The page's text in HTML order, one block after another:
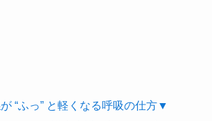
“ふっ” と軽くなる呼吸の仕方▼